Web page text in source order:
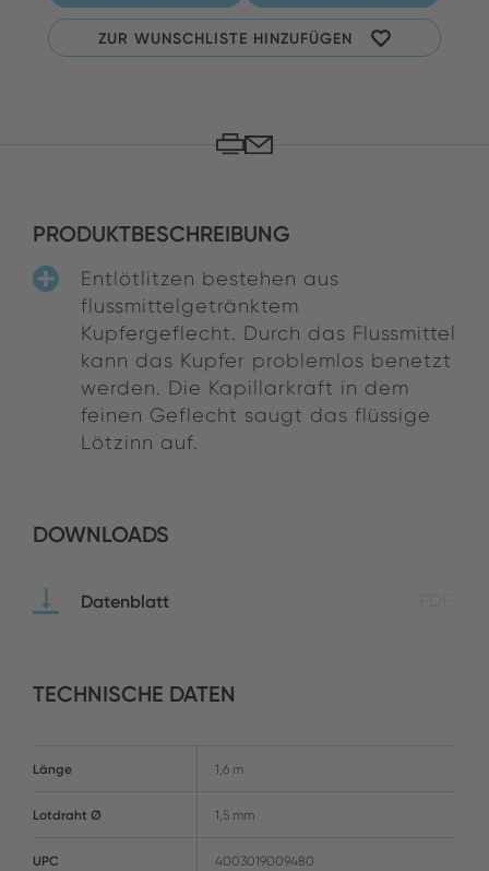
ZUR WUNSCHLISTE HINZUFÜGEN
PRODUKTBESCHREIBUNG
Entlötlitzen bestehen aus
flussmittelgetränktem
Kupfergeflecht. Durch das Flussmittel
kann das Kupfer problemlos benetzt
werden. Die Kapillarkraft in dem
feinen Geflecht saugt das flüssige
Lötzinn auf.
DOWNLOADS
Datenblatt
TECHNISCHE DATEN
Länge 1,6 m
Lotdraht Ø 1,5 mm
UPC 4003019009480